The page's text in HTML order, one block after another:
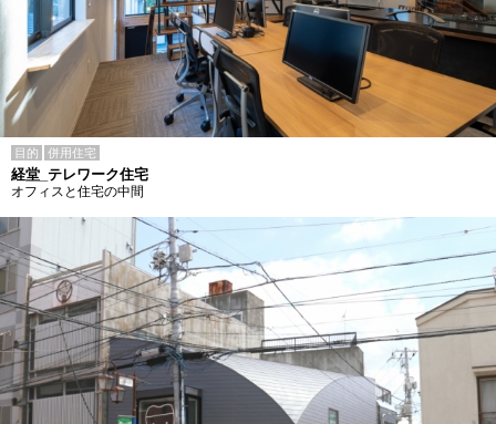
目的 併用住宅
経堂_テレワーク住宅
オフィスと住宅の中間